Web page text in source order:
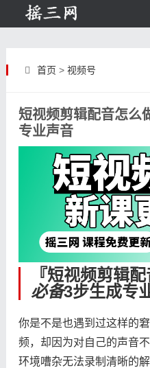
首页 > 视频号
短视频剪辑配音怎么
专业声音
『短视频剪辑
必备3步生成专
你是不是也遇到过这样的
频，却因为对自己的声音
环境嘈杂无法录制清晰的